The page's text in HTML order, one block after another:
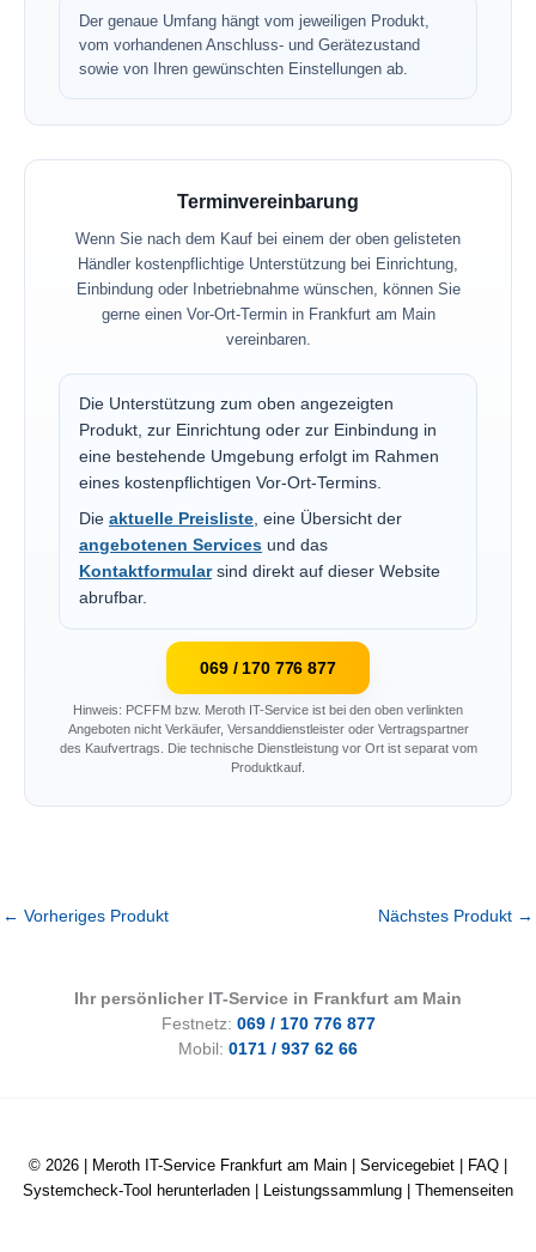
Der genaue Umfang hängt vom jeweiligen Produkt,
vom vorhandenen Anschluss- und Gerätezustand
sowie von Ihren gewünschten Einstellungen ab.
Terminvereinbarung
Wenn Sie nach dem Kauf bei einem der oben gelisteten
Händler kostenpflichtige Unterstützung bei Einrichtung,
Einbindung oder Inbetriebnahme wünschen, können Sie
gerne einen Vor-Ort-Termin in Frankfurt am Main
vereinbaren.
Die Unterstützung zum oben angezeigten
Produkt, zur Einrichtung oder zur Einbindung in
eine bestehende Umgebung erfolgt im Rahmen
eines kostenpflichtigen Vor-Ort-Termins.
Die aktuelle Preisliste, eine Übersicht der
angebotenen Services und das
Kontaktformularsind direkt auf dieser Website
abrufbar.
069 / 170 776 877
Hinweis: PCFFM bzw. Meroth IT-Service ist bei den oben verlinkten
Angeboten nicht Verkäufer, Versanddienstleister oder Vertragspartner
des Kaufvertrags. Die technische Dienstleistung vor Ort ist separat vom
Produktkauf.
← Vorheriges Produkt Nächstes Produkt →
Ihr persönlicher IT-Service in Frankfurt am Main
Festnetz: 069 / 170 776 877
Mobil: 0171 / 937 62 66
© 2026 | Meroth IT-Service Frankfurt am Main Servicegebiet FAQ
Systemcheck-Tool herunterladen
Leistungssammlung Themenseiten